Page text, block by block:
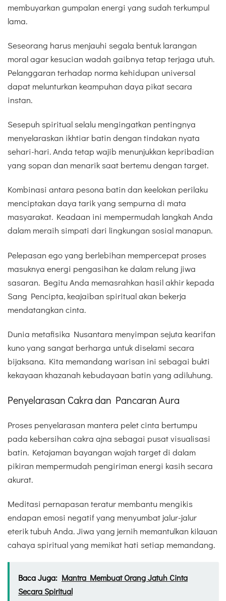
membuyarkan gumpalan energi yang sudah terkumpul
lama.
Seseorang harus menjauhi segala bentuk larangan
moral agar kesucian wadah gaibnya tetap terjaga utuh.
Pelanggaran terhadap norma kehidupan universal
dapat melunturkan keampuhan daya pikat secara
instan.
Sesepuh spiritual selalu mengingatkan pentingnya
menyelaraskan ikhtiar batin dengan tindakan nyata
sehari-hari. Anda tetap wajib menunjukkan kepribadian
yang sopan dan menarik saat bertemu dengan target.
Kombinasi antara pesona batin dan keelokan perilaku
menciptakan daya tarik yang sempurna di mata
masyarakat. Keadaan ini mempermudah langkah Anda
dalam meraih simpati dari lingkungan sosial manapun.
Pelepasan ego yang berlebihan mempercepat proses
masuknya energi pengasihan ke dalam relung jiwa
sasaran. Begitu Anda memasrahkan hasil akhir kepada
Sang Pencipta, keajaiban spiritual akan bekerja
mendatangkan cinta.
Dunia metafisika Nusantara menyimpan sejuta kearifan
kuno yang sangat berharga untuk diselami secara
bijaksana. Kita memandang warisan ini sebagai bukti
kekayaan khazanah kebudayaan batin yang adiluhung.
Penyelarasan Cakra dan Pancaran Aura
Proses penyelarasan mantera pelet cinta bertumpu
pada kebersihan cakra ajna sebagai pusat visualisasi
batin. Ketajaman bayangan wajah target di dalam
pikiran mempermudah pengiriman energi kasih secara
akurat.
Meditasi pernapasan teratur membantu mengikis
endapan emosi negatif yang menyumbat jalur-jalur
eterik tubuh Anda. Jiwa yang jernih memantulkan kilauan
cahaya spiritual yang memikat hati setiap memandang.
Baca Juga: Mantra Membuat Orang Jatuh Cinta
Secara Spiritual